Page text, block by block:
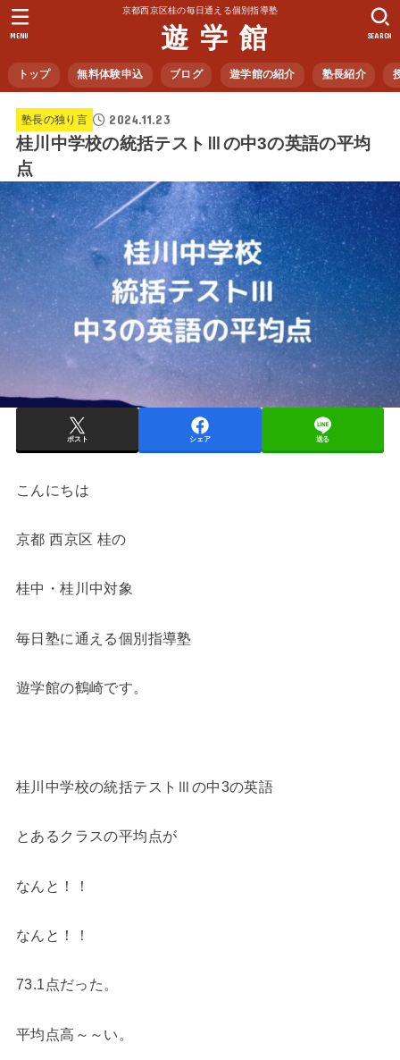
京都西京区桂の毎日通える個別指導塾
遊 学 館
トップ 無料体験申込 ブログ 遊学館の紹介 塾長紹介
SEARCH
MENU
塾長の独り言 2024.11.23
桂川中学校の統括テストⅢの中3の英語の平均
点
ポスト シェア 送る
こんにちは
京都 西京区 桂の
桂中・桂川中対象
毎日塾に通える個別指導塾
遊学館の鶴崎です。
桂川中学校の統括テストⅢの中3の英語
とあるクラスの平均点が
なんと！！
なんと！！
73.1点だった。
平均点高～～い。